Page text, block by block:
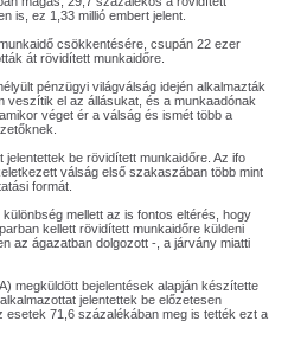
is, ez 1,33 millió embert jelent.
csökkentésére, csupán 22 ezer
át rövidített munkaidőre.
pénzügyi világválság idején alkalmazták
veszítik el az állásukat, és a munkaadónak
véget ér a válság és ismét több a
jelentettek be rövidített munkaidőre. Az ifo
válság első szakaszában több mint
formát.
mellett az is fontos eltérés, hogy
kellett rövidített munkaidőre küldeni
az ágazatban dolgozott -, a járvány miatti
megküldött bejelentések alapján készítette
jelentettek be előzetesen
71,6 százalékában meg is tették ezt a